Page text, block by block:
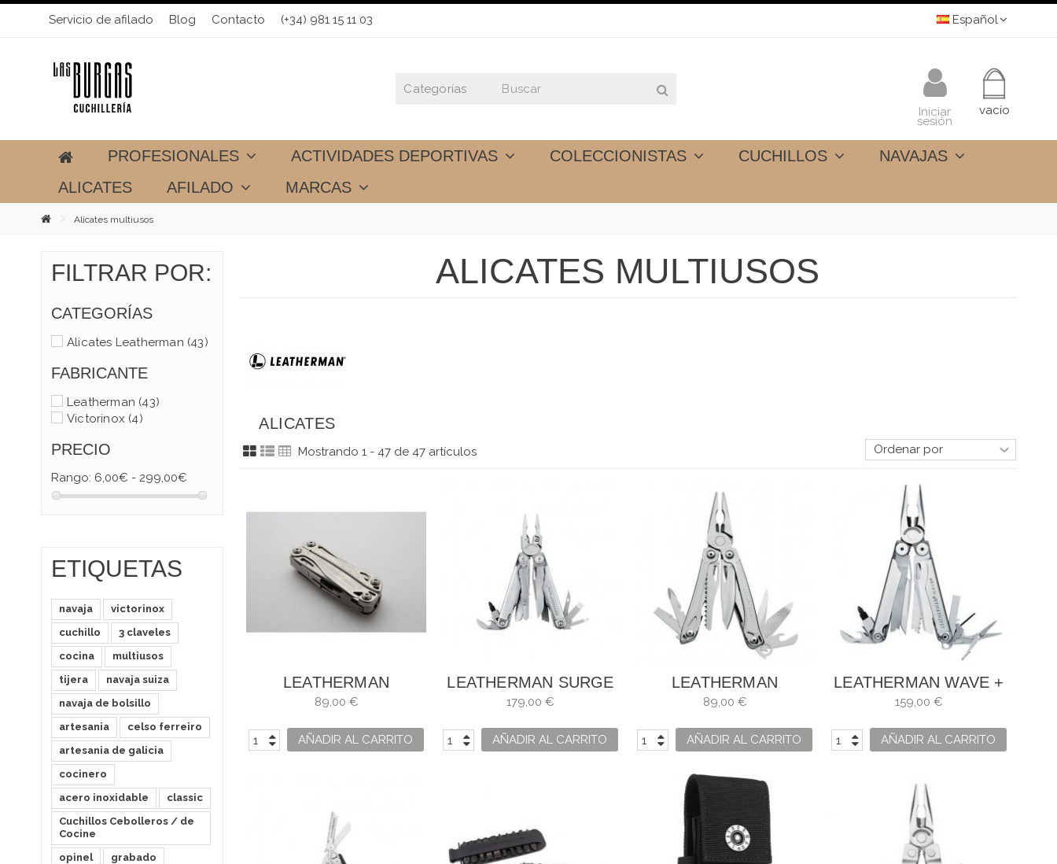
Servicio de afilado Blog Contacto (+34) 981 15 11 03 Español
vacío
Iniciar
sesión
PROFESIONALES ACTIVIDADES DEPORTIVAS COLECCIONISTAS CUCHILLOS
NAVAJAS
ALICATES
AFILADO MARCAS
Alicates multiusos
ALICATES MULTIUSOS
ALICATES
Mostrando 1 - 47 de 47 artículos
LEATHERMAN
WINGMAN
89,00 €
AÑADIR AL CARRITO
LEATHERMAN SURGE
FUNDA NYLON CON
179,00 €
AÑADIR AL CARRITO
LEATHERMAN
SIDEKICK
89,00 €
AÑADIR AL CARRITO
LEATHERMAN WAVE +
159,00 €
AÑADIR AL CARRITO
FILTRAR POR:
CATEGORÍAS
Alicates Leatherman (43)
FABRICANTE
Leatherman (43)
Victorinox (4)
PRECIO
Rango: 6,00€ - 299,00€
ETIQUETAS
navaja
victorinox
cuchillo
3 claveles
cocina
multiusos
tijera
navaja suiza
navaja de bolsillo
artesania
celso ferreiro
artesania de galicia
cocinero
acero inoxidable
classic
Cuchillos Cebolleros / de
Cocine
opinel
grabado